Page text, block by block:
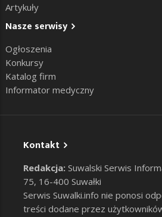
Artykuły
Nasze serwisy
Ogłoszenia
Konkursy
Katalog firm
Informator medyczny
Kontakt
Redakcja: Suwalski Serwis
75, 16-400 Suwałki
Serwis Suwalki.info nie ponosi
treści dodane przez